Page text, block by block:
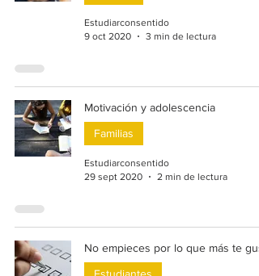
Estudiarconsentido
9 oct 2020
3 min de lectura
Motivación y adolescencia
Familias
Estudiarconsentido
29 sept 2020
2 min de lectura
No empieces por lo que más te